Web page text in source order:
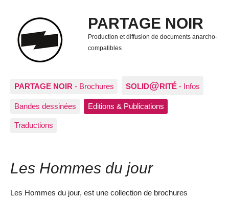
PARTAGE NOIR
Production et diffusion de documents anarcho-
compatibles
PARTAGE NOIR - Brochures SOLID@RITÉ - Infos
Bandes dessinées Editions & Publications
Traductions
Les Hommes du jour
Les Hommes du jour, est une collection de brochures